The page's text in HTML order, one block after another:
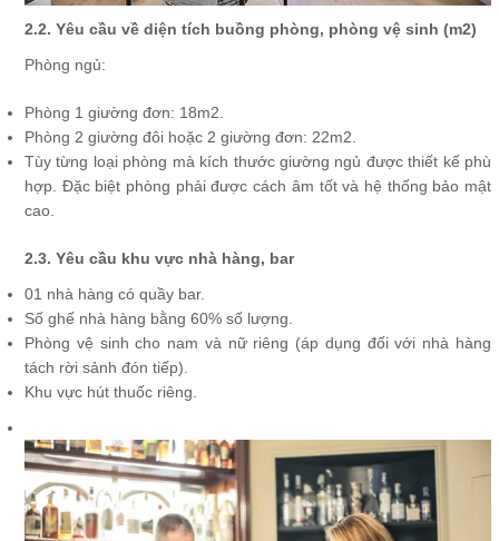
2.2. Yêu cầu về diện tích buồng phòng, phòng vệ sinh (m2)
Phòng ngủ:
Phòng 1 giường đơn: 18m2.
Phòng 2 giường đôi hoặc 2 giường đơn: 22m2.
Tùy từng loại phòng mà kích thước giường ngủ được thiết kế phù
hợp. Đặc biệt phòng phải được cách âm tốt và hệ thống bảo mật
cao.
2.3. Yêu cầu khu vực nhà hàng, bar
01 nhà hàng có quầy bar.
Số ghế nhà hàng bằng 60% số lượng.
Phòng vệ sinh cho nam và nữ riêng (áp dụng đối với nhà hàng
tách rời sảnh đón tiếp).
Khu vực hút thuốc riêng.